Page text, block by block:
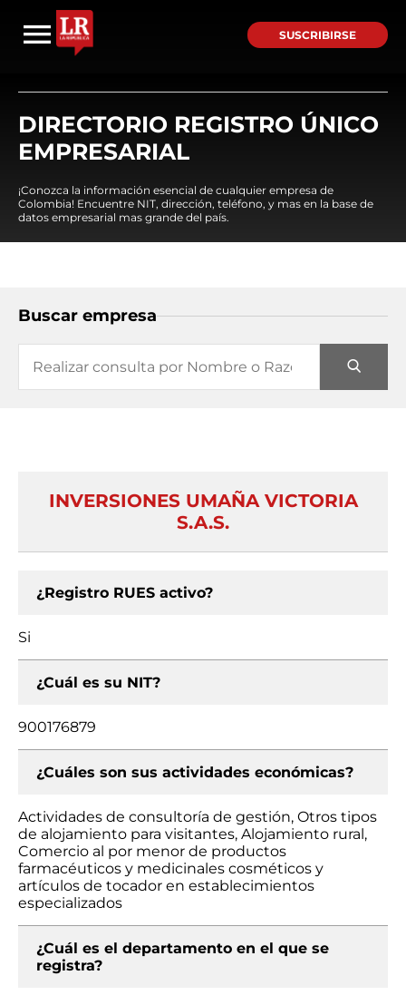
SUSCRIBIRSE
DIRECTORIO REGISTRO ÚNICO
EMPRESARIAL
¡Conozca la información esencial de cualquier empresa de
Colombia! Encuentre NIT, dirección, teléfono, y mas en la base de
datos empresarial mas grande del país.
Buscar empresa
INVERSIONES UMAÑA VICTORIA
S.A.S.
¿Registro RUES activo?
Si
¿Cuál es su NIT?
900176879
¿Cuáles son sus actividades económicas?
Actividades de consultoría de gestión, Otros tipos
de alojamiento para visitantes, Alojamiento rural,
Comercio al por menor de productos
farmacéuticos y medicinales cosméticos y
artículos de tocador en establecimientos
especializados
¿Cuál es el departamento en el que se
registra?